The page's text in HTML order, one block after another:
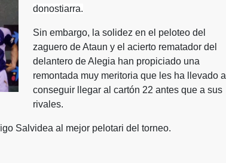
donostiarra.
Sin embargo, la solidez en el peloteo del
zaguero de Ataun y el acierto rematador del
delantero de Alegia han propiciado una
remontada muy meritoria que les ha llevado a
conseguir llegar al cartón 22 antes que a sus
rivales.
Salvidea al mejor pelotari del torneo.